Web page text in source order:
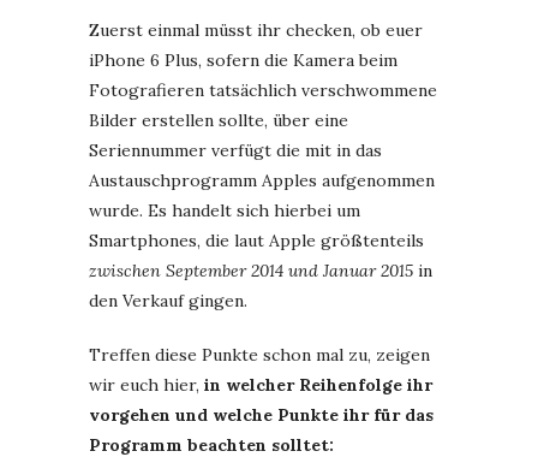
Zuerst einmal müsst ihr checken, ob euer
iPhone 6 Plus, sofern die Kamera beim
Fotografieren tatsächlich verschwommene
Bilder erstellen sollte, über eine
Seriennummer verfügt die mit in das
Austauschprogramm Apples aufgenommen
wurde. Es handelt sich hierbei um
Smartphones, die laut Apple größtenteils
zwischen September 2014 und Januar 2015 in
den Verkauf gingen.
Treffen diese Punkte schon mal zu, zeigen
wir euch hier, in welcher Reihenfolge ihr
vorgehen und welche Punkte ihr für das
Programm beachten solltet: